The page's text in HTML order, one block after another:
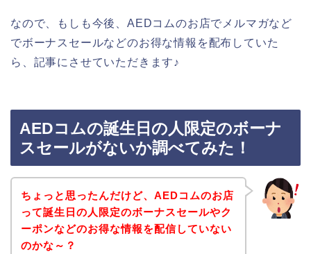
なので、もしも今後、AEDコムのお店でメルマガなど
でボーナスセールなどのお得な情報を配布していた
ら、記事にさせていただきます♪
AEDコムの誕生日の人限定のボーナ
スセールがないか調べてみた！
ちょっと思ったんだけど、AEDコムのお店
って誕生日の人限定のボーナスセールやク
ーポンなどのお得な情報を配信していない
のかな～？